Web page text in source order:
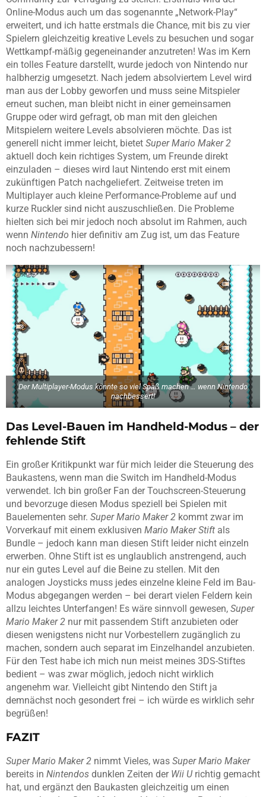
Online-Modus auch um das sogenannte „Network-Play“
erweitert, und ich hatte erstmals die Chance, mit bis zu vier
Spielern gleichzeitig kreative Levels zu besuchen und sogar
Wettkampf-mäßig gegeneinander anzutreten! Was im Kern
ein tolles Feature darstellt, wurde jedoch von Nintendo nur
halbherzig umgesetzt. Nach jedem absolviertem Level wird
man aus der Lobby geworfen und muss seine Mitspieler
erneut suchen, man bleibt nicht in einer gemeinsamen
Gruppe oder wird gefragt, ob man mit den gleichen
Mitspielern weitere Levels absolvieren möchte. Das ist
generell nicht immer leicht, bietet Super Mario Maker 2
aktuell doch kein richtiges System, um Freunde direkt
einzuladen – dieses wird laut Nintendo erst mit einem
zukünftigen Patch nachgeliefert. Zeitweise treten im
Multiplayer auch kleine Performance-Probleme auf und
kurze Ruckler sind nicht auszuschließen. Die Probleme
hielten sich bei mir jedoch noch absolut im Rahmen, auch
wenn Nintendo hier definitiv am Zug ist, um das Feature
noch nachzubessern!
Der Multiplayer-Modus könnte so viel Spaß machen … wenn Nintendo
nachbessert!
Das Level-Bauen im Handheld-Modus – der
fehlende Stift
Ein großer Kritikpunkt war für mich leider die Steuerung des
Baukastens, wenn man die Switch im Handheld-Modus
verwendet. Ich bin großer Fan der Touchscreen-Steuerung
und bevorzuge diesen Modus speziell bei Spielen mit
Bauelementen sehr. Super Mario Maker 2 kommt zwar im
Vorverkauf mit einem exklusiven Mario Maker Stift als
Bundle – jedoch kann man diesen Stift leider nicht einzeln
erwerben. Ohne Stift ist es unglaublich anstrengend, auch
nur ein gutes Level auf die Beine zu stellen. Mit den
analogen Joysticks muss jedes einzelne kleine Feld im Bau-
Modus abgegangen werden – bei derart vielen Feldern kein
allzu leichtes Unterfangen! Es wäre sinnvoll gewesen, Super
Mario Maker 2 nur mit passendem Stift anzubieten oder
diesen wenigstens nicht nur Vorbestellern zugänglich zu
machen, sondern auch separat im Einzelhandel anzubieten.
Für den Test habe ich mich nun meist meines 3DS-Stiftes
bedient – was zwar möglich, jedoch nicht wirklich
angenehm war. Vielleicht gibt Nintendo den Stift ja
demnächst noch gesondert frei – ich würde es wirklich sehr
begrüßen!
FAZIT
Super Mario Maker 2 nimmt Vieles, was Super Mario Maker
bereits in Nintendos dunklen Zeiten der Wii U richtig gemacht
hat, und ergänzt den Baukasten gleichzeitig um einen